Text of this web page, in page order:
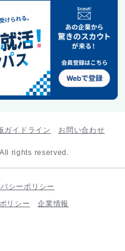
ガイドライン お問い合わせ
rights reserved.
シーポリシー
リシー
企業情報